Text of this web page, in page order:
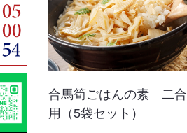
合馬筍ごはんの素 二合
用（5袋セット）